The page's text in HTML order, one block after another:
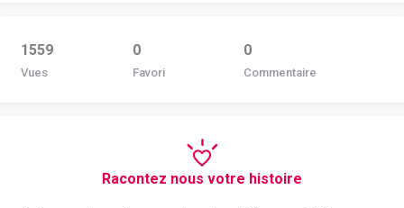
1559
Vues
0
Favori
0
Commentaire
Racontez nous votre histoire